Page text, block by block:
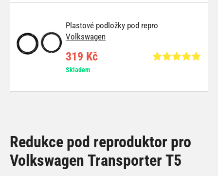
Plastové podložky pod repro
Volkswagen
319 Kč
Skladem
Redukce pod reproduktor pro
Volkswagen Transporter T5